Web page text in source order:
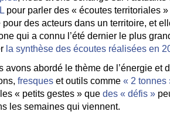
pour parler des « écoutes territoriales
des acteurs dans un territoire, et
qui a connu l’été dernier le plus
la synthèse des écoutes réalisées en
avons abordé le thème de l’énergie et
fresques et outils comme « 2 tonnes
« petits gestes » que des « défis »
les semaines qui viennent.